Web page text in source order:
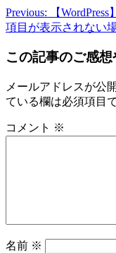
Previous:
【
項目が表示されない
この記事のご感
メールアドレスが公
ている欄は必須項目
コメント ※
名前 ※